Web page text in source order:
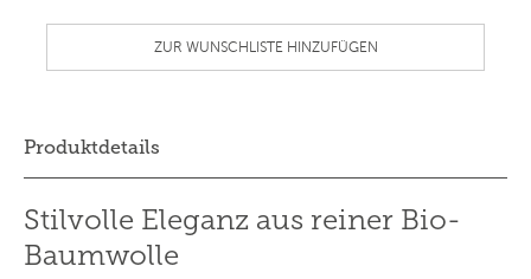
ZUR WUNSCHLISTE HINZUFÜGEN
Produktdetails
Stilvolle Eleganz aus reiner Bio-
Baumwolle